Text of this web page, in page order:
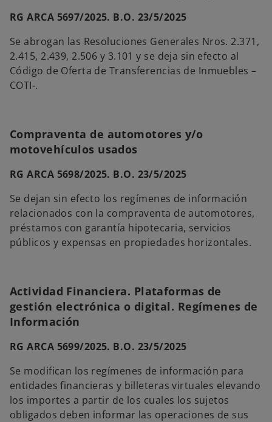
RG ARCA 5697/2025. B.O. 23/5/2025
Se abrogan las Resoluciones Generales Nros. 2.371,
2.415, 2.439, 2.506 y 3.101 y se deja sin efecto al
Código de Oferta de Transferencias de Inmuebles –
COTI-.
Compraventa de automotores y/o
motovehículos usados
RG ARCA 5698/2025. B.O. 23/5/2025
Se dejan sin efecto los regímenes de información
relacionados con la compraventa de automotores,
préstamos con garantía hipotecaria, servicios
públicos y expensas en propiedades horizontales.
Actividad Financiera. Plataformas de
gestión electrónica o digital. Regímenes de
Información
RG ARCA 5699/2025. B.O. 23/5/2025
Se modifican los regímenes de información para
entidades financieras y billeteras virtuales elevando
los importes a partir de los cuales los sujetos
obligados deben informar las operaciones de sus